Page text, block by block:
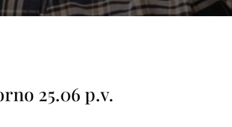
25.06 p.v.